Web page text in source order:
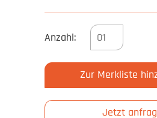
Anzahl:
Zur Merkliste
Jetzt